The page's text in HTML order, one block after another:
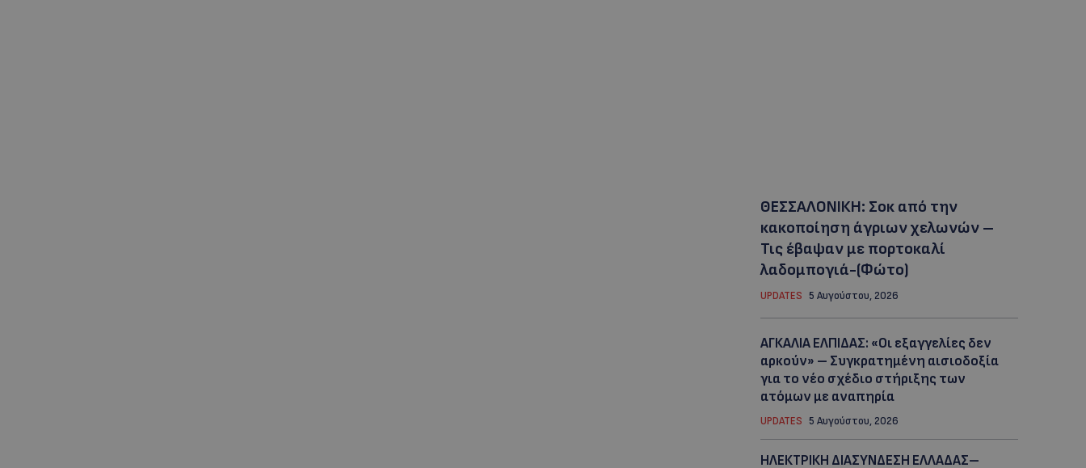
ΘΕΣΣΑΛΟΝΙΚΗ: Σοκ από την
κακοποίηση άγριων χελωνών –
Τις έβαψαν με πορτοκαλί
λαδομπογιά-(Φώτο)
UPDATES 5 Αυγούστου, 2026
ΑΓΚΑΛΙΑ ΕΛΠΙΔΑΣ: «Οι εξαγγελίες δεν
αρκούν» – Συγκρατημένη αισιοδοξία
για το νέο σχέδιο στήριξης των
ατόμων με αναπηρία
UPDATES 5 Αυγούστου, 2026
ΗΛΕΚΤΡΙΚΗ ΔΙΑΣΥΝΔΕΣΗ ΕΛΛΑΔΑΣ–